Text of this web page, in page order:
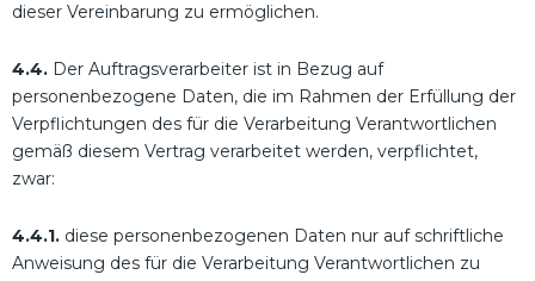
dieser Vereinbarung zu ermöglichen.
4.4. Der Auftragsverarbeiter ist in Bezug auf
personenbezogene Daten, die im Rahmen der Erfüllung der
Verpflichtungen des für die Verarbeitung Verantwortlichen
gemäß diesem Vertrag verarbeitet werden, verpflichtet,
zwar:
4.4.1. diese personenbezogenen Daten nur auf schriftliche
Anweisung des für die Verarbeitung Verantwortlichen zu